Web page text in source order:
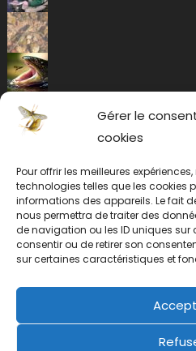
Gérer le
cookies
Pour offrir les meilleures
technologies telles que les cookies
informations des appareils. Le fait
nous permettra de traiter des
de navigation ou les ID uniques sur
consentir ou de retirer son
sur certaines caractéristiques et